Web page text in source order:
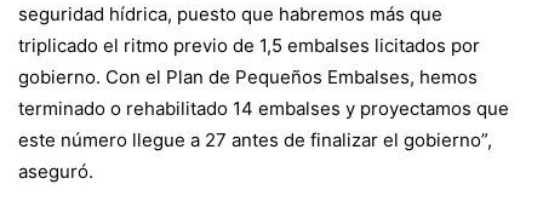
seguridad hídrica, puesto que habremos más que
triplicado el ritmo previo de 1,5 embalses licitados por
gobierno. Con el Plan de Pequeños Embalses, hemos
terminado o rehabilitado 14 embalses y proyectamos que
este número llegue a 27 antes de finalizar el gobierno”,
aseguró.